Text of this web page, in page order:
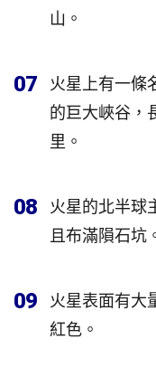
山。
07
火星上有一條
的巨大峽谷，
里。
08
火星的北半球
且布滿隕石坑
09
火星表面有大
紅色。